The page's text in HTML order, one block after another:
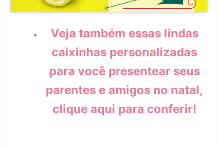
Veja também essas lindas
caixinhas personalizadas
para você presentear seus
parentes e amigos no natal,
clique aqui para conferir!